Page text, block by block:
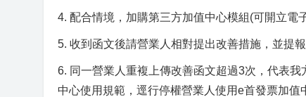
4. 配合情境，加購第三方加值中心模組(可開立電
5. 收到函文後請營業人相對提出改善措施，並提
6. 同一營業人重複上傳改善函文超過3次，代表
中心使用規範，逕行停權營業人使用e首發票加值